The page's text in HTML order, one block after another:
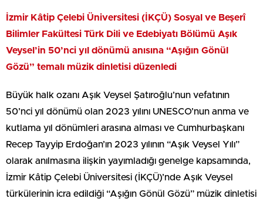
İzmir Kâtip Çelebi Üniversitesi (İKÇÜ) Sosyal ve Beşerî
Bilimler Fakültesi Türk Dili ve Edebiyatı Bölümü Aşık
Veysel’in 50’nci yıl dönümü anısına “Aşığın Gönül
Gözü” temalı müzik dinletisi düzenledi
Büyük halk ozanı Aşık Veysel Şatıroğlu’nun vefatının
50’nci yıl dönümü olan 2023 yılını UNESCO’nun anma ve
kutlama yıl dönümleri arasına alması ve Cumhurbaşkanı
Recep Tayyip Erdoğan’ın 2023 yılının “Aşık Veysel Yılı”
olarak anılmasına ilişkin yayımladığı genelge kapsamında,
İzmir Kâtip Çelebi Üniversitesi (İKÇÜ)’nde Aşık Veysel
türkülerinin icra edildiği “Aşığın Gönül Gözü” müzik dinletisi